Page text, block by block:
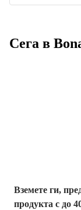
Сега в
Вземете ги,
продукта с до